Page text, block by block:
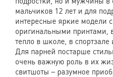
мальчиков 12 лет и для
интересные яркие модели
оригинальными принтами,
тепло в школе, в спортзале
Для парней постарше
очень важную роль в их
свитшоты – разумное